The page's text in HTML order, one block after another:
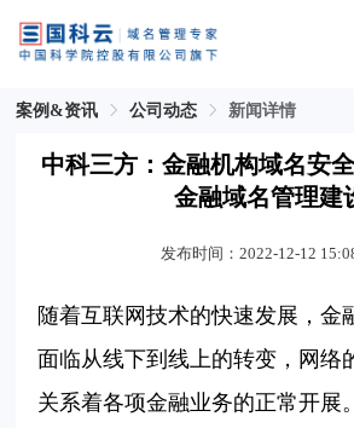
案例&资讯 公司动态 新闻详情
中科三方：金融机构域名安
金融域名管理建
发布时间：2022-12-12
随着互联网技术的快速发展，金
面临从线下到线上的转变，网络
关系着各项金融业务的正常开展